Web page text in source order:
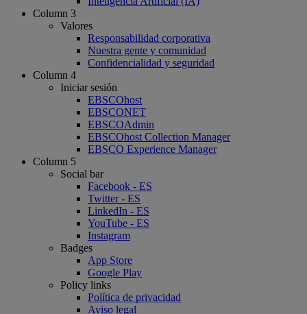
Column 3
Valores
Responsabilidad corporativa
Nuestra gente y comunidad
Confidencialidad y seguridad
Column 4
Iniciar sesión
EBSCOhost
EBSCONET
EBSCOAdmin
EBSCOhost Collection Manager
EBSCO Experience Manager
Column 5
Social bar
Facebook - ES
Twitter - ES
LinkedIn - ES
YouTube - ES
Instagram
Badges
App Store
Google Play
Policy links
Política de privacidad
Aviso legal